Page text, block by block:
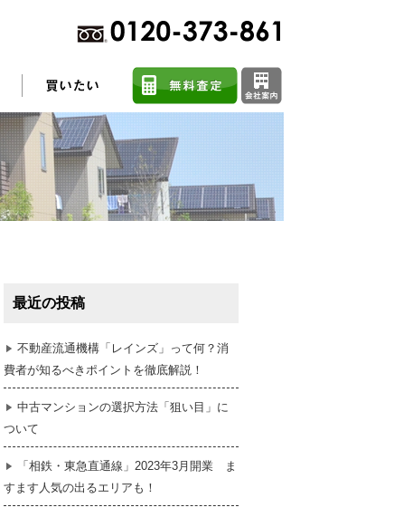
不動産売却に関するよくある質問
任意売却
売買契約のご締結
し はじめての物件探し
最近の投稿
不動産流通機構「レインズ」って何？消
費者が知るべきポイントを徹底解説！
中古マンションの選択方法「狙い目」に
ついて
「相鉄・東急直通線」2023年3月開業 ま
すます人気の出るエリアも！